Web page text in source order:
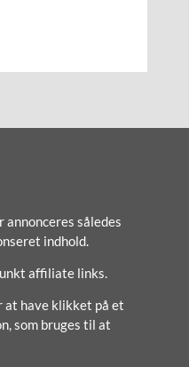
således
indhold.
affiliate links.
at have klikket på et
som bruges til at